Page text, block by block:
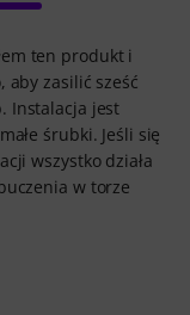
ten produkt i
aby zasilić sześć
Instalacja jest
śrubki. Jeśli się
wszystko działa
w torze